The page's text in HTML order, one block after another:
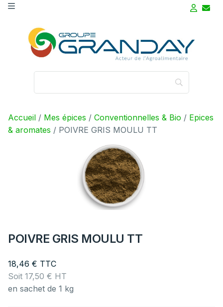
Skip to main content
Accueil / Mes épices / Conventionnelles & Bio / Epices
& aromates / POIVRE GRIS MOULU TT
POIVRE GRIS MOULU TT
18,46 € TTC
Soit 17,50 € HT
en sachet de 1 kg